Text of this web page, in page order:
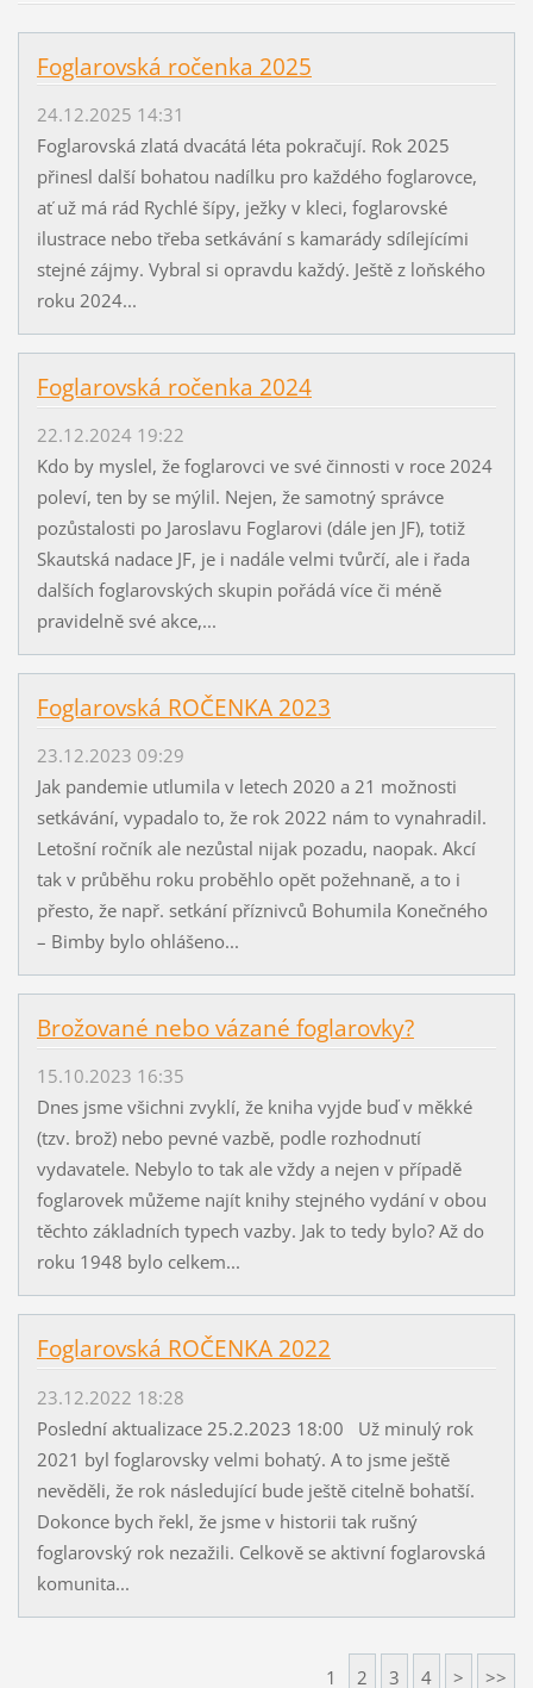
Foglarovská ročenka 2025
24.12.2025 14:31
Foglarovská zlatá dvacátá léta pokračují. Rok 2025
přinesl další bohatou nadílku pro každého foglarovce,
ať už má rád Rychlé šípy, ježky v kleci, foglarovské
ilustrace nebo třeba setkávání s kamarády sdílejícími
stejné zájmy. Vybral si opravdu každý. Ještě z loňského
roku 2024...
Foglarovská ročenka 2024
22.12.2024 19:22
Kdo by myslel, že foglarovci ve své činnosti v roce 2024
poleví, ten by se mýlil. Nejen, že samotný správce
pozůstalosti po Jaroslavu Foglarovi (dále jen JF), totiž
Skautská nadace JF, je i nadále velmi tvůrčí, ale i řada
dalších foglarovských skupin pořádá více či méně
pravidelně své akce,...
Foglarovská ROČENKA 2023
23.12.2023 09:29
Jak pandemie utlumila v letech 2020 a 21 možnosti
setkávání, vypadalo to, že rok 2022 nám to vynahradil.
Letošní ročník ale nezůstal nijak pozadu, naopak. Akcí
tak v průběhu roku proběhlo opět požehnaně, a to i
přesto, že např. setkání příznivců Bohumila Konečného
– Bimby bylo ohlášeno...
Brožované nebo vázané foglarovky?
15.10.2023 16:35
Dnes jsme všichni zvyklí, že kniha vyjde buď v měkké
(tzv. brož) nebo pevné vazbě, podle rozhodnutí
vydavatele. Nebylo to tak ale vždy a nejen v případě
foglarovek můžeme najít knihy stejného vydání v obou
těchto základních typech vazby. Jak to tedy bylo? Až do
roku 1948 bylo celkem...
Foglarovská ROČENKA 2022
23.12.2022 18:28
Poslední aktualizace 25.2.2023 18:00 Už minulý rok
2021 byl foglarovsky velmi bohatý. A to jsme ještě
nevěděli, že rok následující bude ještě citelně bohatší.
Dokonce bych řekl, že jsme v historii tak rušný
foglarovský rok nezažili. Celkově se aktivní foglarovská
komunita...
1 2 3 4 > >>